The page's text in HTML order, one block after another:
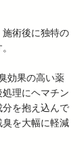
術後に独特の
効果の高い薬
理にヘマチン
を抱え込んで
を大幅に軽減